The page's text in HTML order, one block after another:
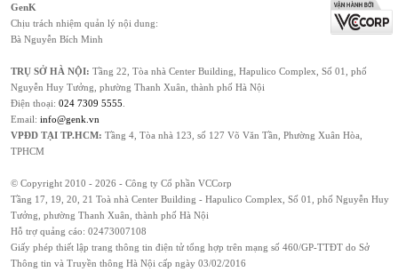
GenK
Chịu trách nhiệm quản lý nội dung:
Bà Nguyễn Bích Minh
TRỤ SỞ HÀ NỘI: Tầng 22, Tòa nhà Center Building, Hapulico Complex, Số 01, phố
Nguyễn Huy Tưởng, phường Thanh Xuân, thành phố Hà Nội
Điện thoại: 024 7309 5555
Email: info@genk.vn
VPĐD TẠI TP.HCM: Tầng 4, Tòa nhà 123, số 127 Võ Văn Tần, Phường Xuân Hòa,
TPHCM
© Copyright 2010 - 2026 - Công ty Cổ phần VCCorp
Tầng 17, 19, 20, 21 Toà nhà Center Building - Hapulico Complex, Số 01, phố Nguyễn Huy
Tưởng, phường Thanh Xuân, thành phố Hà Nội
Hỗ trợ quảng cáo: 02473007108
Giấy phép thiết lập trang thông tin điện tử tổng hợp trên mạng số 460/GP-TTĐT do Sở
Thông tin và Truyền thông Hà Nội cấp ngày 03/02/2016